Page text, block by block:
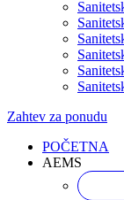
Zahtev za ponudu
POČETNA
AEMS